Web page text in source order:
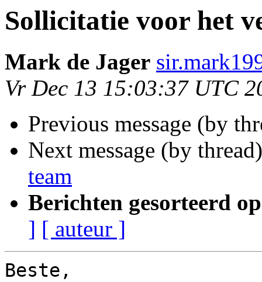
Sollicitatie voor het
Mark de Jager
Vr Dec 13 15:03:37 UTC
Previous message (by
Next message (by
team
Berichten gesorteerd
] [ auteur ]
Beste,